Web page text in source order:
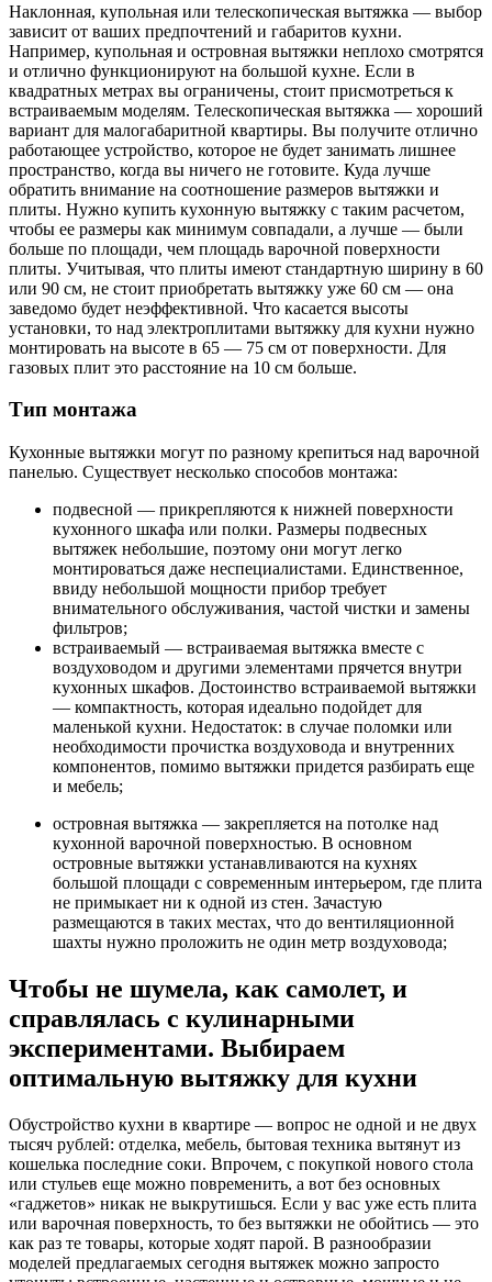
Наклонная, купольная или телескопическая вытяжка — выбор
зависит от ваших предпочтений и габаритов кухни.
Например, купольная и островная вытяжки неплохо смотрятся
и отлично функционируют на большой кухне. Если в
квадратных метрах вы ограничены, стоит присмотреться к
встраиваемым моделям. Телескопическая вытяжка — хороший
вариант для малогабаритной квартиры. Вы получите отлично
работающее устройство, которое не будет занимать лишнее
пространство, когда вы ничего не готовите. Куда лучше
обратить внимание на соотношение размеров вытяжки и
плиты. Нужно купить кухонную вытяжку с таким расчетом,
чтобы ее размеры как минимум совпадали, а лучше — были
больше по площади, чем площадь варочной поверхности
плиты. Учитывая, что плиты имеют стандартную ширину в 60
или 90 см, не стоит приобретать вытяжку уже 60 см — она
заведомо будет неэффективной. Что касается высоты
установки, то над электроплитами вытяжку для кухни нужно
монтировать на высоте в 65 — 75 см от поверхности. Для
газовых плит это расстояние на 10 см больше.
Тип монтажа
Кухонные вытяжки могут по разному крепиться над варочной
панелью. Существует несколько способов монтажа:
подвесной — прикрепляются к нижней поверхности
кухонного шкафа или полки. Размеры подвесных
вытяжек небольшие, поэтому они могут легко
монтироваться даже неспециалистами. Единственное,
ввиду небольшой мощности прибор требует
внимательного обслуживания, частой чистки и замены
фильтров;
встраиваемый — встраиваемая вытяжка вместе с
воздуховодом и другими элементами прячется внутри
кухонных шкафов. Достоинство встраиваемой вытяжки
— компактность, которая идеально подойдет для
маленькой кухни. Недостаток: в случае поломки или
необходимости прочистка воздуховода и внутренних
компонентов, помимо вытяжки придется разбирать еще
и мебель;
островная вытяжка — закрепляется на потолке над
кухонной варочной поверхностью. В основном
островные вытяжки устанавливаются на кухнях
большой площади с современным интерьером, где плита
не примыкает ни к одной из стен. Зачастую
размещаются в таких местах, что до вентиляционной
шахты нужно проложить не один метр воздуховода;
Чтобы не шумела, как самолет, и
справлялась с кулинарными
экспериментами. Выбираем
оптимальную вытяжку для кухни
Обустройство кухни в квартире — вопрос не одной и не двух
тысяч рублей: отделка, мебель, бытовая техника вытянут из
кошелька последние соки. Впрочем, с покупкой нового стола
или стульев еще можно повременить, а вот без основных
«гаджетов» никак не выкрутишься. Если у вас уже есть плита
или варочная поверхность, то без вытяжки не обойтись — это
как раз те товары, которые ходят парой. В разнообразии
моделей предлагаемых сегодня вытяжек можно запросто